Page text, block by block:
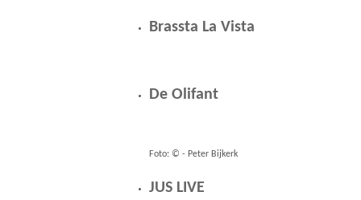
Brassta La Vista
De Olifant
Foto: © - Peter Bijkerk
JUS LIVE